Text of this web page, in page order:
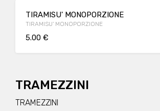
TIRAMISU' MONOPORZIONE
TIRAMISU' MONOPORZIONE
5.00 €
TRAMEZZINI
TRAMEZZINI